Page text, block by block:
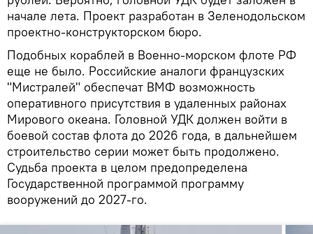
начале лета. Проект разработан в Зеленодольском
проектно-конструкторском бюро.
Подобных кораблей в Военно-морском флоте РФ
еще не было. Российские аналоги французских
"Мистралей" обеспечат ВМФ возможность
оперативного присутствия в удаленных районах
Мирового океана. Головной УДК должен войти в
боевой состав флота до 2026 года, в дальнейшем
строительство серии может быть продолжено.
Судьба проекта в целом предопределена
Государственной программой программу
вооружений до 2027-го.